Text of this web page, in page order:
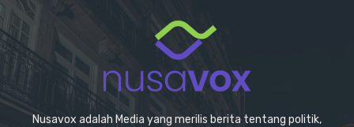
Nusavox adalah Media yang merilis berita tentang politik,